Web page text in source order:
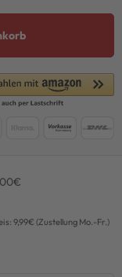
9,99€ (Zustellung Mo.-Fr.)